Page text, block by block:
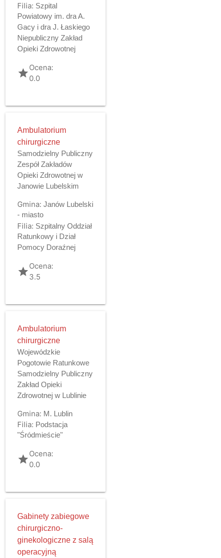
Filia: Szpital
Powiatowy im. dra A.
Gacy i dra J. Łaskiego
Niepubliczny Zakład
Opieki Zdrowotnej
gradeOcena:
0.0
Ambulatorium
chirurgiczne
Samodzielny Publiczny
Zespół Zakładów
Opieki Zdrowotnej w
Janowie Lubelskim
Gmina: Janów Lubelski
- miasto
Filia: Szpitalny Oddział
Ratunkowy i Dział
Pomocy Doraźnej
gradeOcena:
3.5
Ambulatorium
chirurgiczne
Wojewódzkie
Pogotowie Ratunkowe
Samodzielny Publiczny
Zakład Opieki
Zdrowotnej w Lublinie
Gmina: M. Lublin
Filia: Podstacja
"Śródmieście"
gradeOcena:
0.0
Gabinety zabiegowe
chirurgiczno-
ginekologiczne z salą
operacyjną